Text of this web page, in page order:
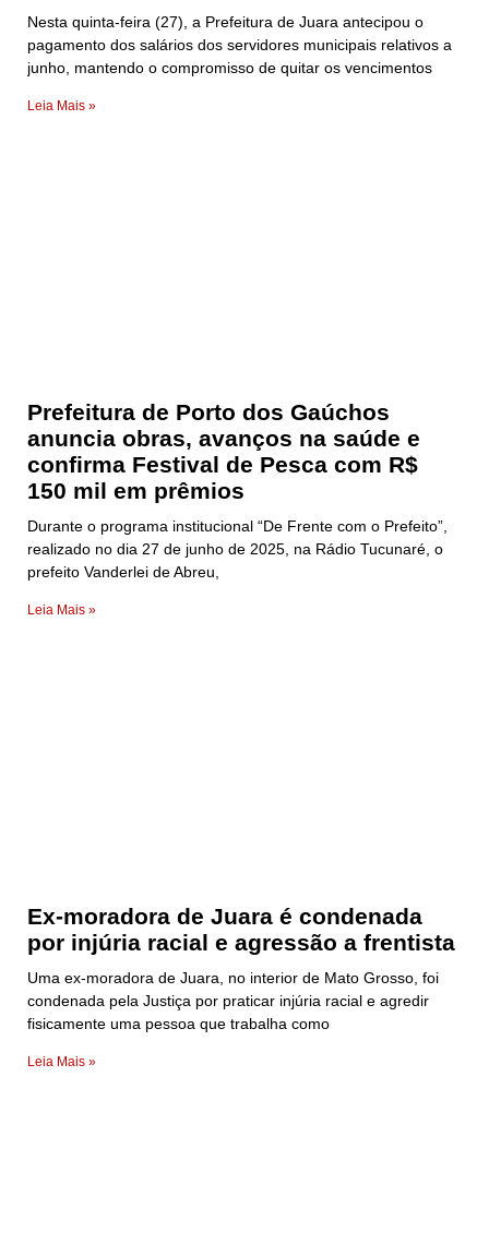
Nesta quinta-feira (27), a Prefeitura de Juara antecipou o
pagamento dos salários dos servidores municipais relativos a
junho, mantendo o compromisso de quitar os vencimentos
Leia Mais »
Prefeitura de Porto dos Gaúchos
anuncia obras, avanços na saúde e
confirma Festival de Pesca com R$
150 mil em prêmios
Durante o programa institucional “De Frente com o Prefeito”,
realizado no dia 27 de junho de 2025, na Rádio Tucunaré, o
prefeito Vanderlei de Abreu,
Leia Mais »
Ex-moradora de Juara é condenada
por injúria racial e agressão a frentista
Uma ex-moradora de Juara, no interior de Mato Grosso, foi
condenada pela Justiça por praticar injúria racial e agredir
fisicamente uma pessoa que trabalha como
Leia Mais »